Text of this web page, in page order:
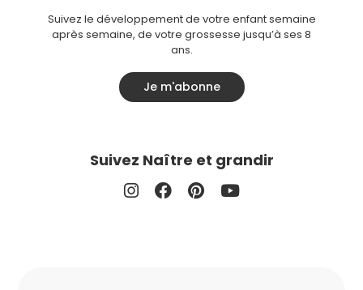
Suivez le développement de votre enfant semaine
après semaine, de votre grossesse jusqu’à ses 8
ans.
Je m'abonne
Suivez Naître et grandir